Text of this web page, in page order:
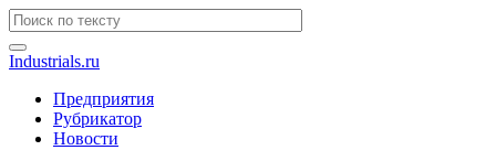
Industrials.ru
Предприятия
Рубрикатор
Новости